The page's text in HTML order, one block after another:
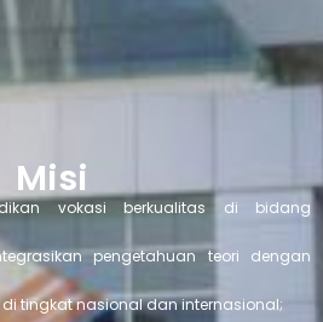
Misi
vokasi berkualitas di bidang
pengetahuan teori dengan
tingkat nasional dan internasional;